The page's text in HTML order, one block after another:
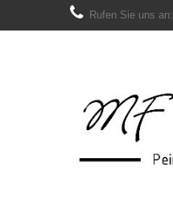
Rufen Sie uns an: